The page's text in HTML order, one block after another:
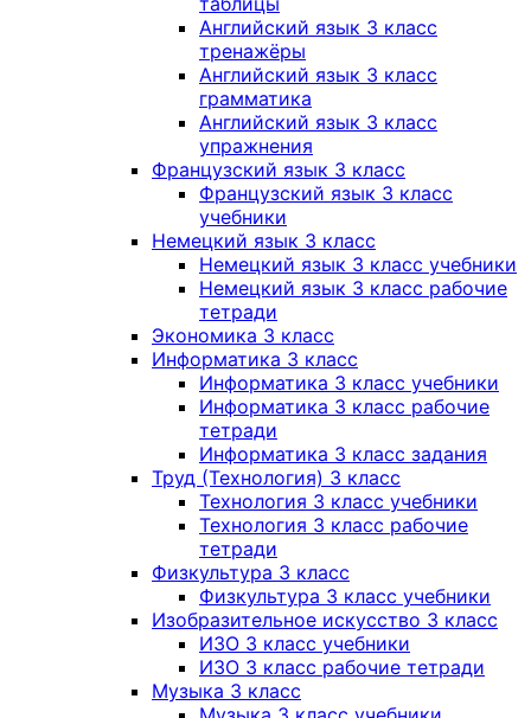
Английский язык 3 класс
тренажёры
Английский язык 3 класс
грамматика
Английский язык 3 класс
упражнения
Французский язык 3 класс
Французский язык 3 класс
учебники
Немецкий язык 3 класс
Немецкий язык 3 класс учебники
Немецкий язык 3 класс рабочие
тетради
Экономика 3 класс
Информатика 3 класс
Информатика 3 класс учебники
Информатика 3 класс рабочие
тетради
Информатика 3 класс задания
Труд (Технология) 3 класс
Технология 3 класс учебники
Технология 3 класс рабочие
тетради
Физкультура 3 класс
Физкультура 3 класс учебники
Изобразительное искусство 3 класс
ИЗО 3 класс учебники
ИЗО 3 класс рабочие тетради
Музыка 3 класс